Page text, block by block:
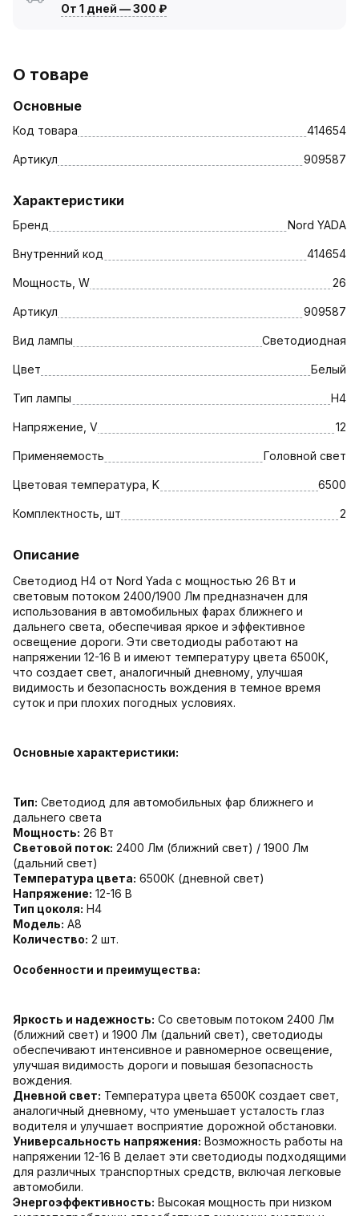
От 1 дней —300 ₽
О товаре
Основные
Код товара 414654
Артикул 909587
Характеристики
Бренд Nord YADA
Внутренний код 414654
Мощность, W 26
Артикул 909587
Вид лампы Светодиодная
Цвет Белый
Тип лампы Н4
Напряжение, V 12
Применяемость Головной свет
Цветовая температура, K 6500
Комплектность, шт 2
Описание
Светодиод Н4 от Nord Yada с мощностью 26 Вт и
световым потоком 2400/1900 Лм предназначен для
использования в автомобильных фарах ближнего и
дальнего света, обеспечивая яркое и эффективное
освещение дороги. Эти светодиоды работают на
напряжении 12-16 В и имеют температуру цвета 6500К,
что создает свет, аналогичный дневному, улучшая
видимость и безопасность вождения в темное время
суток и при плохих погодных условиях.
Основные характеристики:
Тип: Светодиод для автомобильных фар ближнего и
дальнего света
Мощность: 26 Вт
Световой поток: 2400 Лм (ближний свет) / 1900 Лм
(дальний свет)
Температура цвета: 6500К (дневной свет)
Напряжение: 12-16 В
Тип цоколя: Н4
Модель: А8
Количество: 2 шт.
Особенности и преимущества:
Яркость и надежность: Со световым потоком 2400 Лм
(ближний свет) и 1900 Лм (дальний свет), светодиоды
обеспечивают интенсивное и равномерное освещение,
улучшая видимость дороги и повышая безопасность
вождения.
Дневной свет: Температура цвета 6500К создает свет,
аналогичный дневному, что уменьшает усталость глаз
водителя и улучшает восприятие дорожной обстановки.
Универсальность напряжения: Возможность работы на
напряжении 12-16 В делает эти светодиоды подходящими
для различных транспортных средств, включая легковые
автомобили.
Энергоэффективность: Высокая мощность при низком